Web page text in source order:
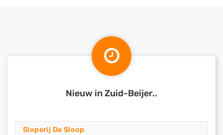
Nieuw in Zuid-Beijer..
Sloperij De Sloop